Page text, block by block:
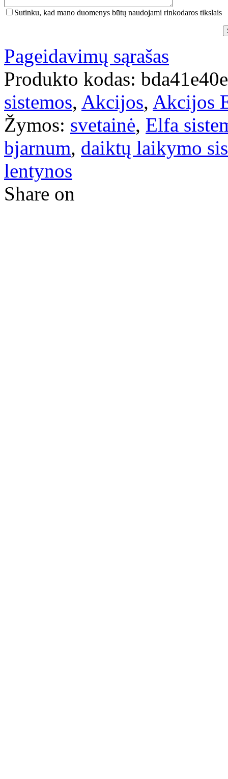
Sutinku, kad mano duomenys būtų naudojami rinkodaros tikslais
Pageidavimų sąrašas
Produkto kodas:
sistemos, Akcijos, Akcijos
Žymos: svetainė, Elfa
bjarnum, daiktų laikymo
lentynos
Share on